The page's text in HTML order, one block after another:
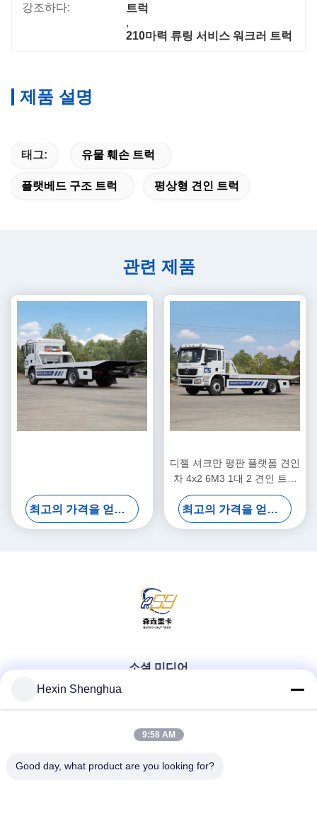
강조하다:
트럭
,
210마력 류링 서비스 워크러 트럭
제품 설명
태그: 유물 훼손 트럭
플랫베드 구조 트럭 평상형 견인 트럭
관련 제품
최고의 가격을 얻으십시오
디젤 셔크만 평판 플랫폼 견인
차 4x2 6M3 1대 2 견인 트럭
210마력 유로 2
최고의 가격을 얻으십시오
소셜 미디어
빠른 연락
Tel
Hexin Shenghua
9:58 AM
Good day, what product are you looking for?